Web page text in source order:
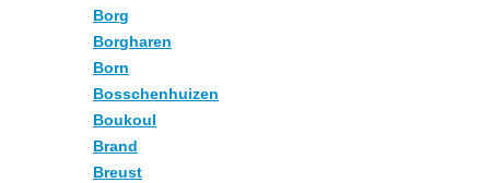
Borg
Borgharen
Born
Bosschenhuizen
Boukoul
Brand
Breust